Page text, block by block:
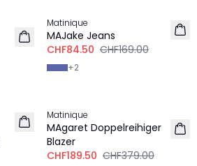
Matinique
MAJake Jeans
CHF84.50 CHF169.00
+2
Matinique
MAgaret Doppelreihiger
Blazer
CHF189.50 CHF379.00